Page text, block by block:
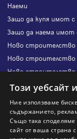
Наеми
Защо да купя имот с
Защо да наема имот
Ново
Ново строителство
Ново строителство
Ново строителство
Защо да отдам
Наши офиси
Кариери
Този уебсайт
Ние използваме
съдържанието,
Също така
сайт от ваша страна